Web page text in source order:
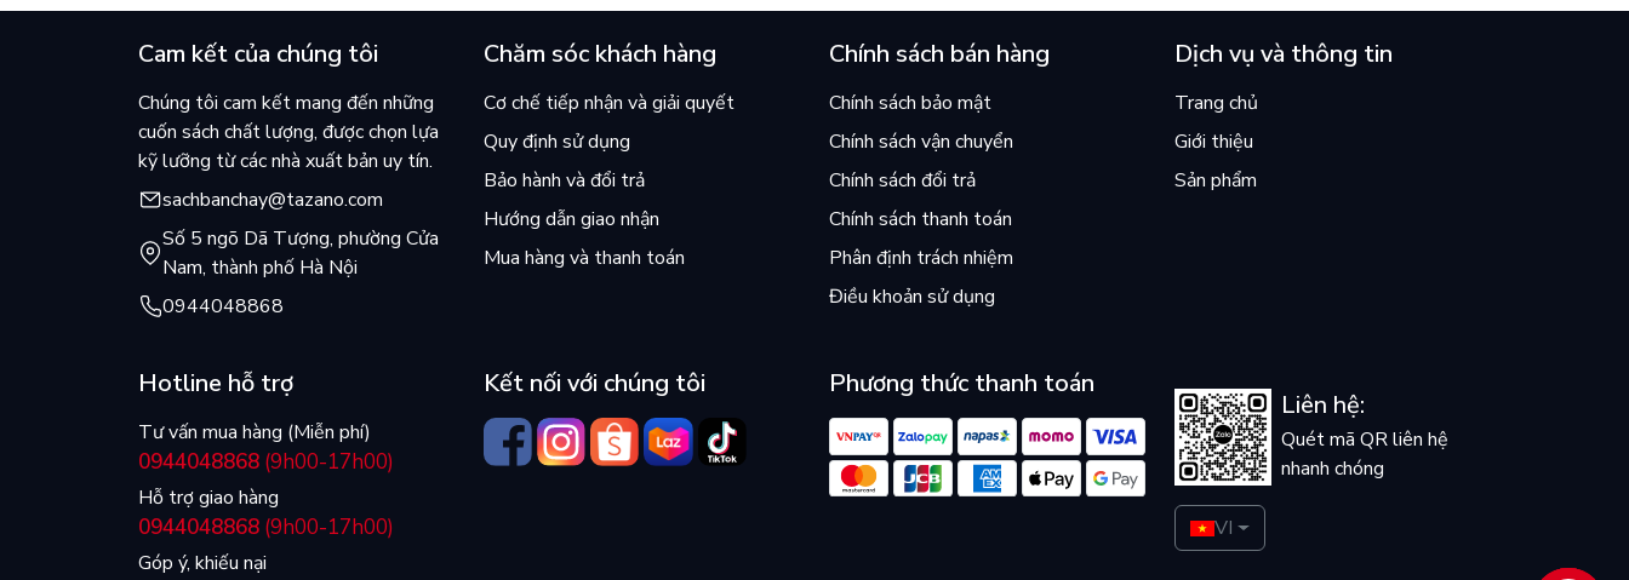
Cam kết của chúng tôi
Chúng tôi cam kết mang đến những
cuốn sách chất lượng, được chọn lựa
kỹ lưỡng từ các nhà xuất bản uy tín.
sachbanchay@tazano.com
Số 5 ngõ Dã Tượng, phường Cửa
Nam, thành phố Hà Nội
0944048868
Chăm sóc khách hàng
Cơ chế tiếp nhận và giải quyết
Quy định sử dụng
Bảo hành và đổi trả
Hướng dẫn giao nhận
Mua hàng và thanh toán
Chính sách bán hàng
Chính sách bảo mật
Chính sách vận chuyển
Chính sách đổi trả
Chính sách thanh toán
Phân định trách nhiệm
Điều khoản sử dụng
Dịch vụ và thông tin
Trang chủ
Giới thiệu
Sản phẩm
Hotline hỗ trợ
Tư vấn mua hàng (Miễn phí)
0944048868 (9h00-17h00)
Hỗ trợ giao hàng
0944048868 (9h00-17h00)
Góp ý, khiếu nại
Kết nối với chúng tôi Phương thức thanh toán
Liên hệ:
Quét mã QR liên hệ
nhanh chóng
VI